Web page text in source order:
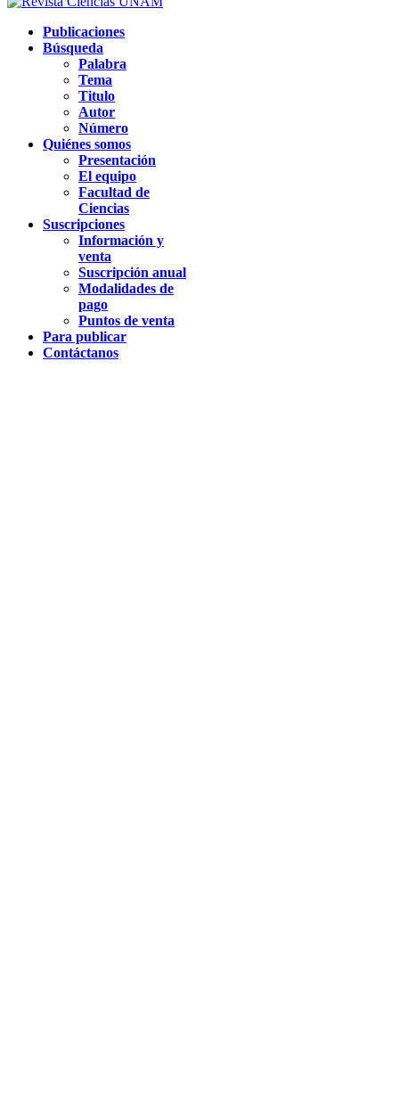
Publicaciones
Búsqueda
Palabra
Tema
Titulo
Autor
Número
Quiénes somos
Presentación
El equipo
Facultad de
Ciencias
Suscripciones
Información y
venta
Suscripción anual
Modalidades de
pago
Puntos de venta
Para publicar
Contáctanos